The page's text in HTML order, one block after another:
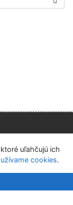
cookies
Slovakia, s.r.o.
uľahčujú ich
cookies.